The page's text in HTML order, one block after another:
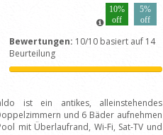
10%
off
5%
off
Bewertungen: 10/10 basiert auf 14
Beurteilung
ist ein antikes, alleinstehendes
und 6 Bäder aufnehmen
mit Überlaufrand, Wi-Fi, Sat-TV und